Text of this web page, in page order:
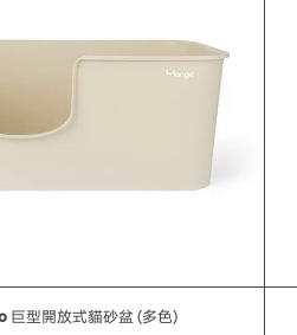
巨型開放式貓砂盆 (多色)